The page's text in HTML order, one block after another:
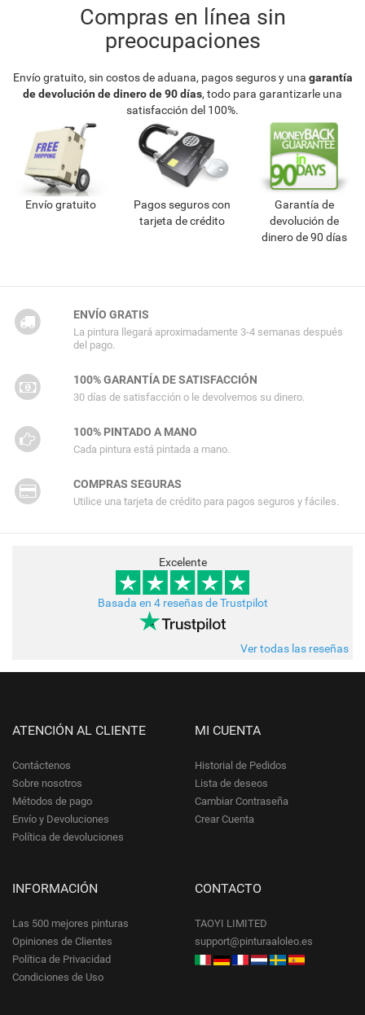
Compras en línea sin
preocupaciones
Envío gratuito, sin costos de aduana, pagos seguros y una garantía
de devolución de dinero de 90 días, todo para garantizarle una
satisfacción del 100%.
Envío gratuito
Pagos seguros con
tarjeta de crédito
Garantía de
devolución de
dinero de 90 días
ENVÍO GRATIS
La pintura llegará aproximadamente 3-4 semanas después
del pago.
100% GARANTÍA DE SATISFACCIÓN
30 días de satisfacción o le devolvemos su dinero.
100% PINTADO A MANO
Cada pintura está pintada a mano.
COMPRAS SEGURAS
Utilice una tarjeta de crédito para pagos seguros y fáciles.
Excelente
Basada en 4 reseñas de Trustpilot
Ver todas las reseñas
ATENCIÓN AL CLIENTE
Contáctenos
Sobre nosotros
Métodos de pago
Envío y Devoluciones
Política de devoluciones
MI CUENTA
Historial de Pedidos
Lista de deseos
Cambiar Contraseña
Crear Cuenta
INFORMACIÓN
Las 500 mejores pinturas
Opiniones de Clientes
Política de Privacidad
Condiciones de Uso
CONTACTO
TAOYI LIMITED
support@pinturaaloleo.es